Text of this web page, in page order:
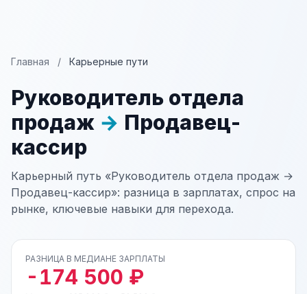
Главная / Карьерные пути
Руководитель отдела
продаж → Продавец-
кассир
Карьерный путь «Руководитель отдела продаж →
Продавец-кассир»: разница в зарплатах, спрос на
рынке, ключевые навыки для перехода.
РАЗНИЦА В МЕДИАНЕ ЗАРПЛАТЫ
-174 500 ₽